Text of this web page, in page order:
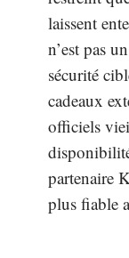
laissent
n’est pas
sécurité
cadeaux
officiels
partenaire
plus fiable